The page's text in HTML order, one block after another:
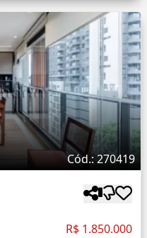
Cód.: 270419
R$ 1.850.000